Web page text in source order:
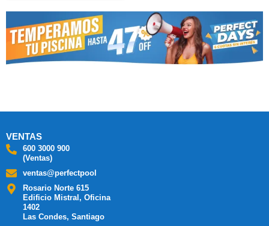
VENTAS
600 3000 900
(Ventas)
ventas@perfectpool
Rosario Norte 615
Edificio Mistral, Oficina
1402
Las Condes, Santiago